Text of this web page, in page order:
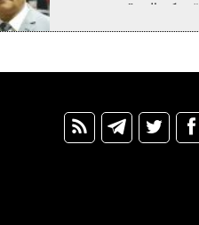
“عسكرة البحر”